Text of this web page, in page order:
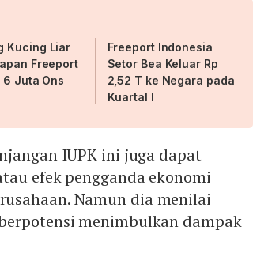
Kucing Liar
Freeport
6 Juta Ons
Freeport Indonesia
Setor Bea Keluar Rp
2,52 T ke Negara pada
Kuartal I
IUPK ini juga dapat
efek pengganda ekonomi
Namun dia menilai
menimbulkan dampak